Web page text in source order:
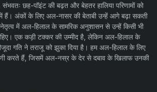
छह-पॉइंट की बढ़त और बेहतर हालिया परिणामों को
हैं। अंकों के लिए अल-नासर की बेताबी उन्हें आगे बढ़ा सकती
में अल-हिलाल के सामरिक अनुशासन से उन्हें किसी भी
एक कड़ी टक्कर की उम्मीद है, लेकिन अल-हिलाल के
गति ने तराजू को झुका दिया है। हम अल-हिलाल के लिए
करते हैं, जिसमें अल-नस्र के देर से दबाव के खिलाफ उनकी